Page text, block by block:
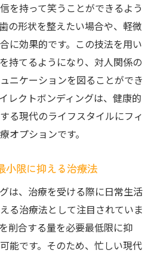
を持って笑うことができるよう
の形状を整えたい場合や、軽微
に効果的です。この技法を用い
持てるようになり、対人関係の
ニケーションを図ることができ
レクトボンディングは、健康的
る現代のライフスタイルにフィ
オプションです。
小限に抑える治療法
は、治療を受ける際に日常生活
る治療法として注目されていま
削合する量を必要最低限に抑
能です。そのため、忙しい現代